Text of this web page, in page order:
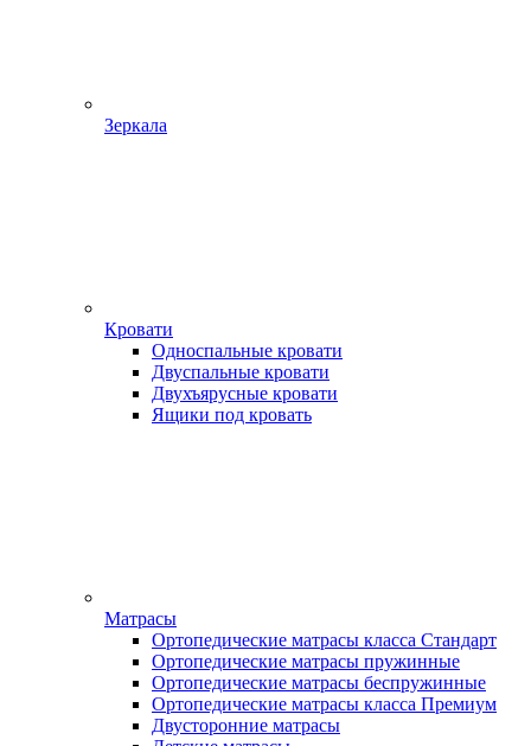
Зеркала
Кровати
Односпальные кровати
Двуспальные кровати
Двухъярусные кровати
Ящики под кровать
Матрасы
Ортопедические матрасы класса Стандарт
Ортопедические матрасы пружинные
Ортопедические матрасы беспружинные
Ортопедические матрасы класса Премиум
Двусторонние матрасы